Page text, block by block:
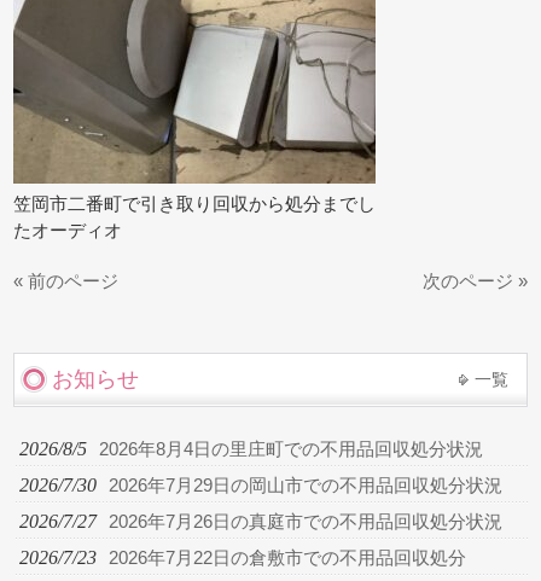
笠岡市二番町で引き取り回収から処分までし
たオーディオ
« 前のページ 次のページ »
お知らせ 一覧
2026/8/5 2026年8月4日の里庄町での不用品回収処分状況
2026/7/30 2026年7月29日の岡山市での不用品回収処分状況
2026/7/27 2026年7月26日の真庭市での不用品回収処分状況
2026/7/23 2026年7月22日の倉敷市での不用品回収処分